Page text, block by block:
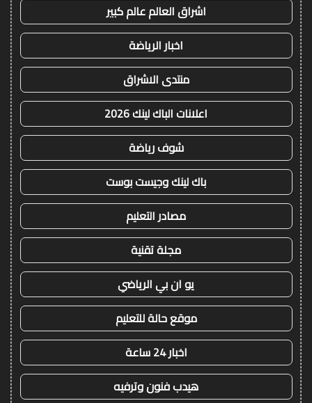
اشراق العالم عالم كبير
اخبار الرياضة
منتدى الاشراق
اعلانات الباك لينك 2026
شوف رياضة
باك لينك وجيست بوست
مصادر التعليم
مجلة تقنية
يو ان بي الرياضي
موقع حالة للتعليم
اخبار 24 ساعة
هيدب فنون وترفيه